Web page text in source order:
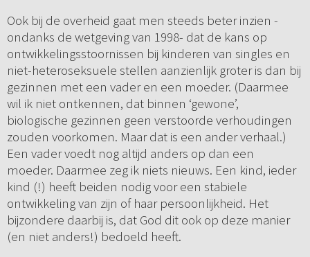
Ook bij de overheid gaat men steeds beter inzien -
ondanks de wetgeving van 1998- dat de kans op
ontwikkelingsstoornissen bij kinderen van singles en
niet-heteroseksuele stellen aanzienlijk groter is dan bij
gezinnen met een vader en een moeder. (Daarmee
wil ik niet ontkennen, dat binnen ‘gewone’,
biologische gezinnen geen verstoorde verhoudingen
zouden voorkomen. Maar dat is een ander verhaal.)
Een vader voedt nog altijd anders op dan een
moeder. Daarmee zeg ik niets nieuws. Een kind, ieder
kind (!) heeft beiden nodig voor een stabiele
ontwikkeling van zijn of haar persoonlijkheid. Het
bijzondere daarbij is, dat God dit ook op deze manier
(en niet anders!) bedoeld heeft.